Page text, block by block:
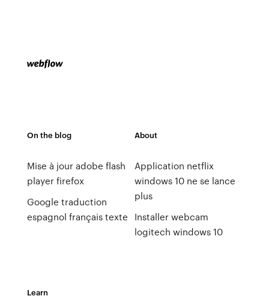
On the blog
Mise à jour adobe flash
player firefox
Google traduction
espagnol français texte
About
Application netflix
windows 10 ne se lance
plus
Installer webcam
logitech windows 10
Learn